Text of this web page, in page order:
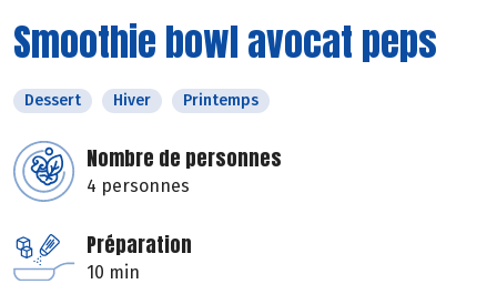
Smoothie bowl avocat peps
Dessert Hiver Printemps
Nombre de personnes
4 personnes
Préparation
10 min